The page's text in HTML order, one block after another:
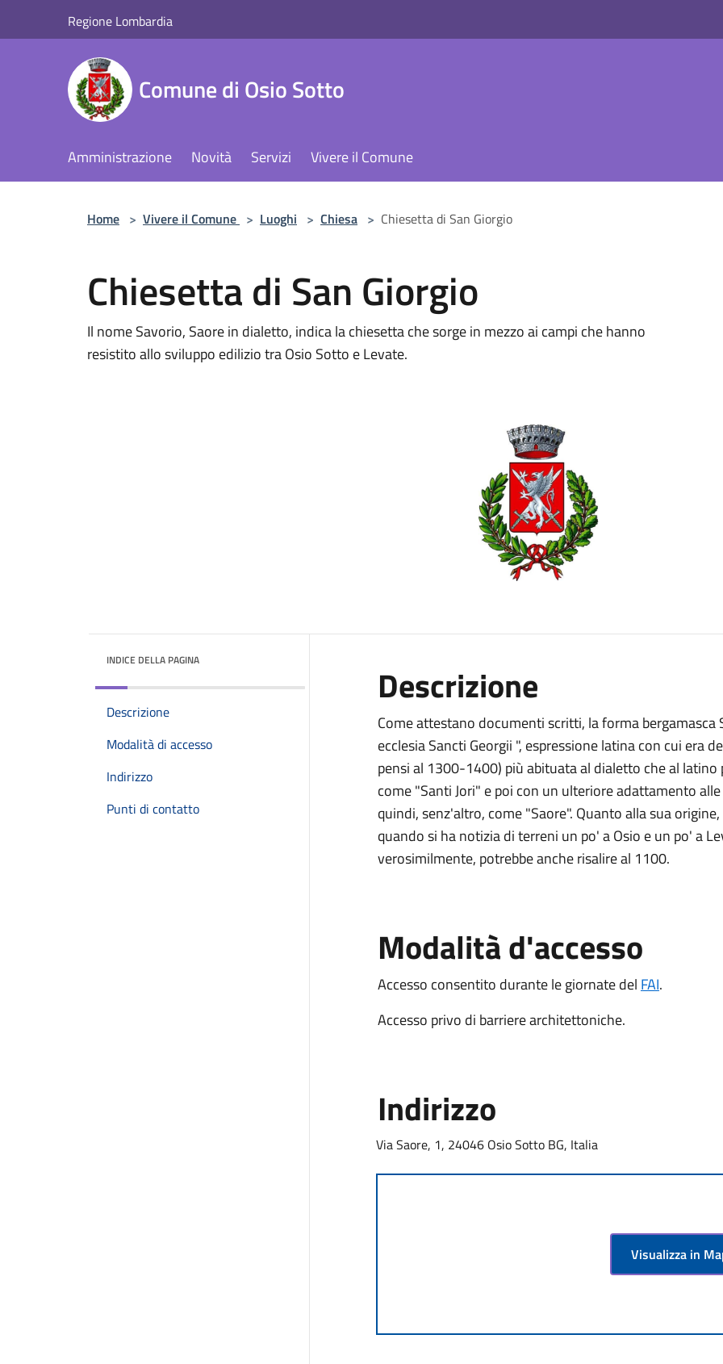
Regione Lombardia
Comune di Osio Sotto
Amministrazione Novità Servizi Vivere il Comune
Home > Vivere il Comune > Luoghi > Chiesa > Chiesetta di San Giorgio
Chiesetta di San Giorgio
Il nome Savorio, Saore in dialetto, indica la chiesetta che sorge in mezzo ai campi che hanno
resistito allo sviluppo edilizio tra Osio Sotto e Levate.
INDICE DELLA PAGINA
Descrizione
Modalità di accesso
Indirizzo
Punti di contatto
Descrizione
Come attestano documenti scritti, la forma
ecclesia Sancti Georgii ", espressione latina con cui era
pensi al 1300-1400) più abituata al dialetto che al
come "Santi Jori" e poi con un ulteriore adattamento
quindi, senz'altro, come "Saore". Quanto alla sua
quando si ha notizia di terreni un po' a Osio e un po' a
verosimilmente, potrebbe anche risalire al 1100.
Modalità d'accesso
Accesso consentito durante le giornate del FAI.
Accesso privo di barriere architettoniche.
Indirizzo
Via Saore, 1, 24046 Osio Sotto BG, Italia
Visualizza in